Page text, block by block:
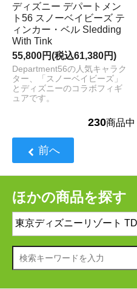
ディズニー デパートメン
ト56 スノーベイビーズ テ
ィンカー・ベル Sledding
With Tink
55,800円(税込61,380円)
Department56の人気キャラク
ター、「スノーベイビーズ」
とディズニーのコラボフィギ
ュアです。
230商品中
前へ
ほかの商品を探す